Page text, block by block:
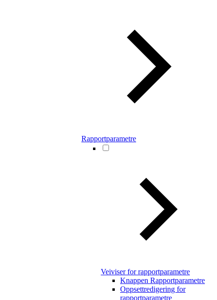
Rapportparametre
Veiviser for rapportparametre
Knappen Rapportparametre
Oppsettredigering for
rapportparametre